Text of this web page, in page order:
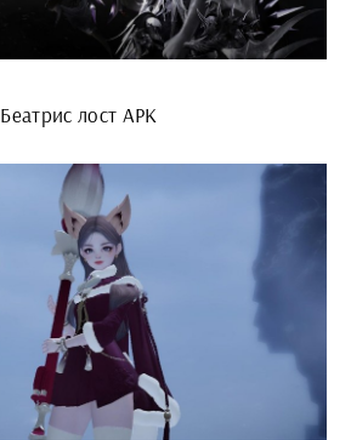
Беатрис лост АРК